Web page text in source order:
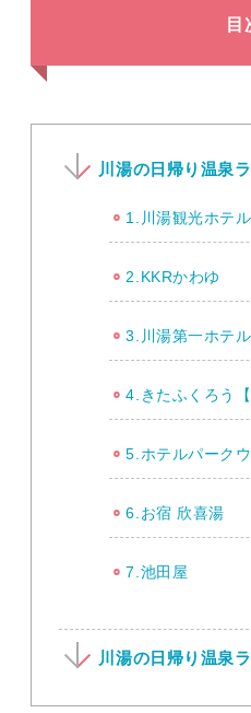
目
川湯の日帰り温泉
1.川湯観光ホテル
2.KKRかわゆ
3.川湯第一ホテル
4.きたふくろう【
5.ホテルパーク
6.お宿 欣喜湯
7.池田屋
川湯の日帰り温泉